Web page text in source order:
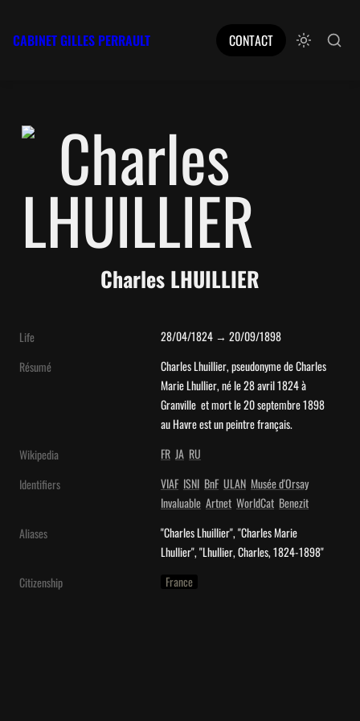
CABINET GILLES PERRAULT CONTACT
Charles LHUILLIER
Life
28/04/1824 → 20/09/1898
Résumé
Charles Lhuillier, pseudonyme de Charles
Marie Lhullier, né le 28 avril 1824 à
Granville  et mort le 20 septembre 1898
au Havre est un peintre français.
Wikipedia
FR JA RU
Identifiers
VIAF ISNI BnF ULAN Musée d'Orsay
Invaluable Artnet WorldCat Benezit
Aliases
"Charles Lhuillier", "Charles Marie
Lhullier", "Lhullier, Charles, 1824-1898"
Citizenship
France